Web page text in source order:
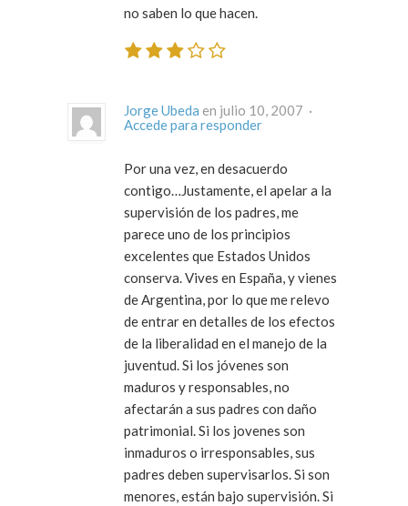
no saben lo que hacen.
Jorge Ubeda
en julio 10, 2007 ·
Accede para responder
Por una vez, en desacuerdo
contigo…Justamente, el apelar a la
supervisión de los padres, me
parece uno de los principios
excelentes que Estados Unidos
conserva. Vives en España, y vienes
de Argentina, por lo que me relevo
de entrar en detalles de los efectos
de la liberalidad en el manejo de la
juventud. Si los jóvenes son
maduros y responsables, no
afectarán a sus padres con daño
patrimonial. Si los jovenes son
inmaduros o irresponsables, sus
padres deben supervisarlos. Si son
menores, están bajo supervisión. Si